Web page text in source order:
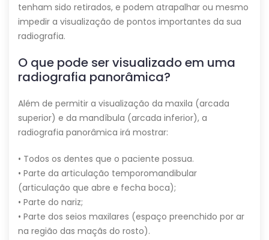
tenham sido retirados, e podem atrapalhar ou mesmo
impedir a visualização de pontos importantes da sua
radiografia.
O que pode ser visualizado em uma
radiografia panorâmica?
Além de permitir a visualização da maxila (arcada
superior) e da mandíbula (arcada inferior), a
radiografia panorâmica irá mostrar:
• Todos os dentes que o paciente possua.
• Parte da articulação temporomandibular
(articulação que abre e fecha boca);
• Parte do nariz;
• Parte dos seios maxilares (espaço preenchido por ar
na região das maçãs do rosto).